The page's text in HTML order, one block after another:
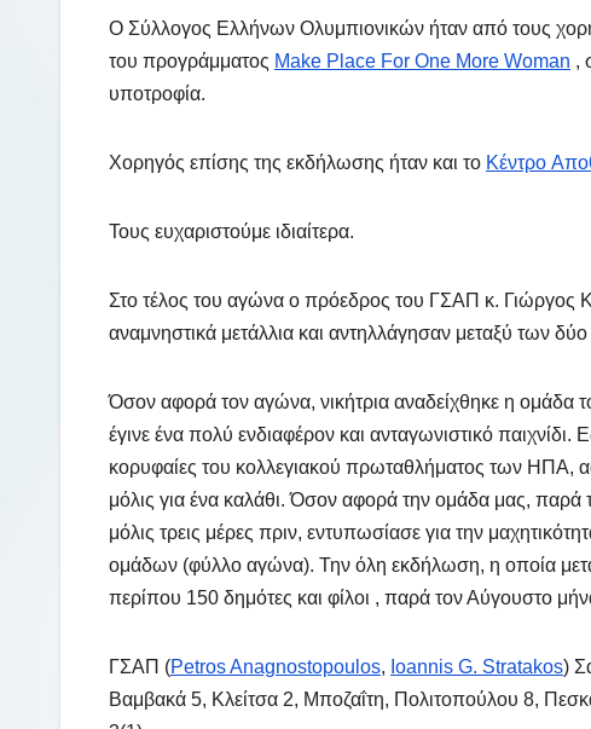
Ο Σύλλογος Ελλήνων Ολυμπιονικών ήταν από τους
του προγράμματος Make Place For One More Woman ,
υποτροφία.
Χορηγός επίσης της εκδήλωσης ήταν και το Κέντρο
Τους ευχαριστούμε ιδιαίτερα.
Στο τέλος του αγώνα ο πρόεδρος του ΓΣΑΠ κ. Γιώργος
αναμνηστικά μετάλλια και αντηλλάγησαν μεταξύ των
Όσον αφορά τον αγώνα, νικήτρια αναδείχθηκε η
έγινε ένα πολύ ενδιαφέρον και ανταγωνιστικό
κορυφαίες του κολλεγιακού πρωταθλήματος των ΗΠΑ,
μόλις για ένα καλάθι. Όσον αφορά την ομάδα μας, παρά
μόλις τρεις μέρες πριν, εντυπωσίασε για την
ομάδων (φύλλο αγώνα). Την όλη εκδήλωση, η οποία
περίπου 150 δημότες και φίλοι , παρά τον Αύγουστο
ΓΣΑΠ (Petros Anagnostopoulos, Ioannis G. Stratakos)
Βαμβακά 5, Κλείτσα 2, Μποζαΐτη, Πολιτοπούλου 8,